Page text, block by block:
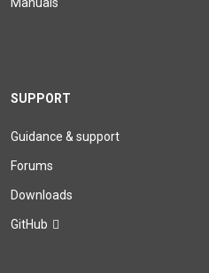
SUPPORT
Guidance & support
Forums
Downloads
GitHub